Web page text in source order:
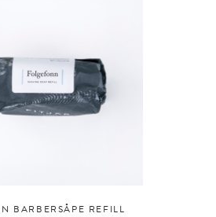
BARBERSÅPE REFILL